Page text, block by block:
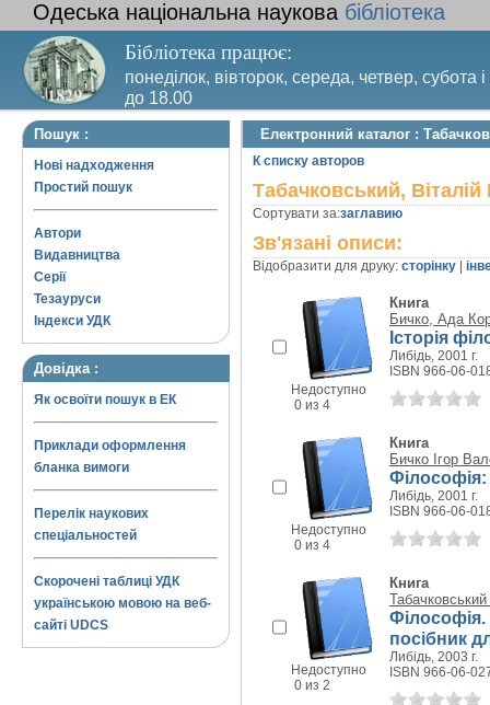
Одеська національна наукова бібліотека
Бібліотека працює:
понеділок, вівторок, середа, четвер, субота
до 18.00
Вихідний день – п’ятниця. Останній четвер
Пошук :
Нові надходження
Простий пошук
Автори
Видавництва
Серії
Тезауруси
Індекси УДК
Довідка :
Як освоїти пошук в ЕК
Приклади оформлення
бланка вимоги
Перелік наукових
спеціальностей
Скорочені таблиці УДК
українською мовою на веб-
сайті UDCS
Електронний каталог :
К списку авторов
Табачковський, Віталій
Сортувати за:заглавию
Зв'язані описи:
Відобразити для друку: сторінку
Недоступно
0 из 4
Книга
Бичко, Ада
Історія
Либідь, 2001 г.
ISBN 966-06-
Недоступно
0 из 4
Книга
Бичко Ігор
Філософія:
Либідь, 2001 г.
ISBN 966-06-
Недоступно
0 из 2
Книга
Табачковський
посібник
Либідь, 2003 г.
ISBN 966-06-